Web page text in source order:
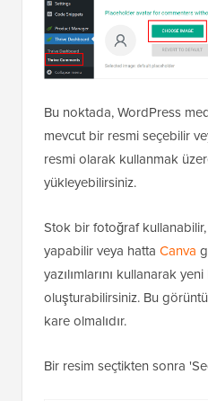
Bu noktada, WordPress
mevcut bir resmi seçebilir
resmi olarak kullanmak
yükleyebilirsiniz.
Stok bir fotoğraf
yapabilir veya hatta Canva
yazılımlarını kullanarak
oluşturabilirsiniz. Bu
kare olmalıdır.
Bir resim seçtikten sonra